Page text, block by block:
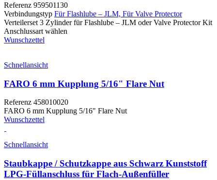
Referenz 959501130
Verbindungstyp Für Flashlube – JLM, Für Valve Protector
Verteilerset 3 Zylinder für Flashlube – JLM oder Valve Protector Kit
Anschlussart wählen
Wunschzettel
Schnellansicht
FARO 6 mm Kupplung 5/16" Flare Nut
Referenz 458010020
FARO 6 mm Kupplung 5/16" Flare Nut
Wunschzettel
Schnellansicht
Staubkappe / Schutzkappe aus Schwarz Kunststoff
LPG-Füllanschluss für Flach-Außenfüller